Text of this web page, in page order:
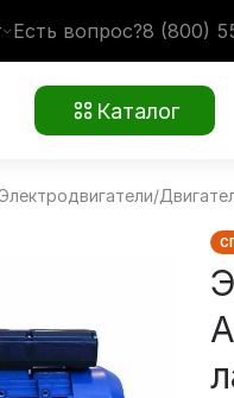
Есть вопрос?8 (800)
Каталог
0.25/1500
/